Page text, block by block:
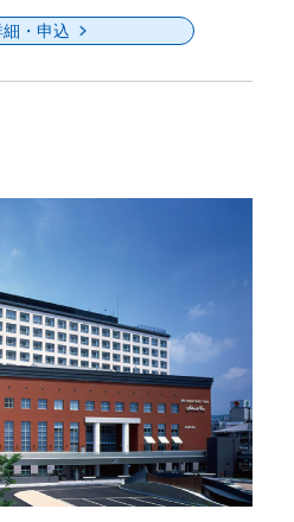
細・申込